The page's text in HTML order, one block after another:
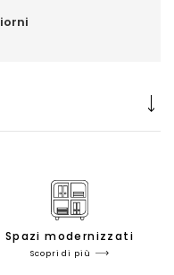
Spazi modernizzati
Scopri di più